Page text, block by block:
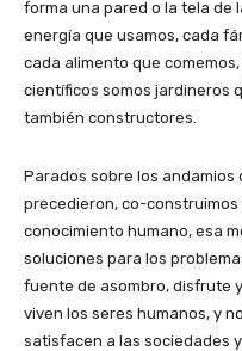
forma una pared o la tela de
energía que usamos, cada
cada alimento que
científicos somos jardineros
también constructores.
Parados sobre los andamios
precedieron, co-
conocimiento humano, esa
soluciones para los
fuente de asombro, disfrute
viven los seres humanos, y
satisfacen a las sociedades